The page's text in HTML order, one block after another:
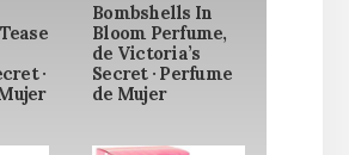
·
Bombshells In
Bloom Perfume,
de Victoria’s
Secret · Perfume
de Mujer